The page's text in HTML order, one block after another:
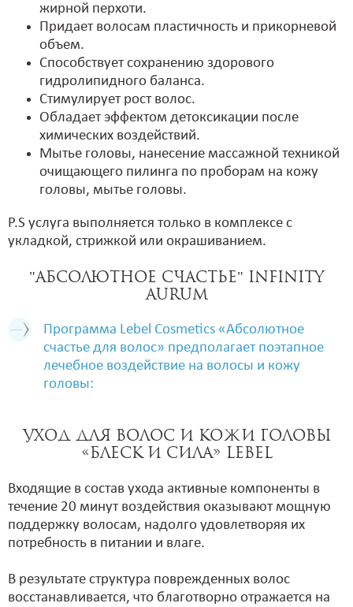
жирной перхоти.
Придает волосам пластичность и прикорневой
объем.
Способствует сохранению здорового
гидролипидного баланса.
Стимулирует рост волос.
Обладает эффектом детоксикации после
химических воздействий.
Мытье головы, нанесение массажной техникой
очищающего пилинга по проборам на кожу
головы, мытье головы.
P.S услуга выполняется только в комплексе с
укладкой, стрижкой или окрашиванием.
"Абсолютное счастье" Infinity
Aurum
Программа Lebel Cosmetics «Абсолютное
счастье для волос» предполагает поэтапное
лечебное воздействие на волосы и кожу
головы:
Уход для волос и кожи головы
«Блеск и сила» Lebel
Входящие в состав ухода активные компоненты в
течение 20 минут воздействия оказывают мощную
поддержку волосам, надолго удовлетворяя их
потребность в питании и влаге.
В результате структура поврежденных волос
восстанавливается, что благотворно отражается на